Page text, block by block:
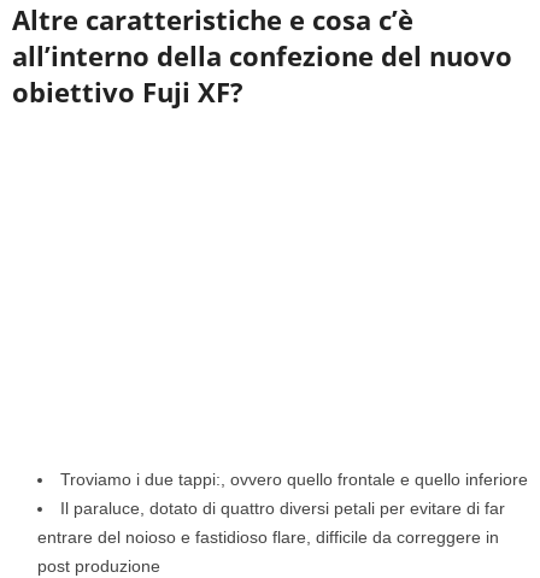
Altre caratteristiche e cosa c’è
all’interno della confezione del nuovo
obiettivo Fuji XF?
Troviamo i due tappi:, ovvero quello frontale e quello inferiore
Il paraluce, dotato di quattro diversi petali per evitare di far
entrare del noioso e fastidioso flare, difficile da correggere in
post produzione